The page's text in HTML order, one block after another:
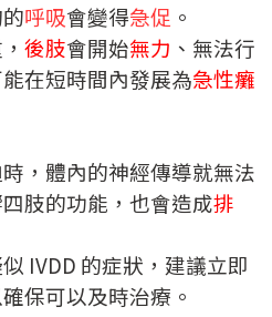
呼吸會變得急促 。
後肢會開始無力 、無法行
在短時間內發展為急性癱
，體內的神經傳導就無法
肢的功能，也會造成排
IVDD 的症狀，建議立即
保可以及時治療。